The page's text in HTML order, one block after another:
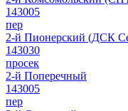
143005
пер
2-й Пионерский (ДСК
143030
просек
2-й Поперечный
143005
пер